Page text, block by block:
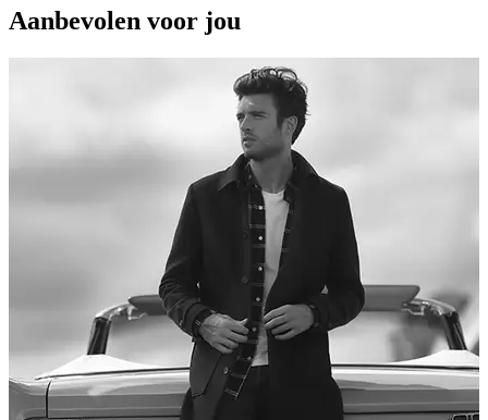
Aanbevolen voor jou